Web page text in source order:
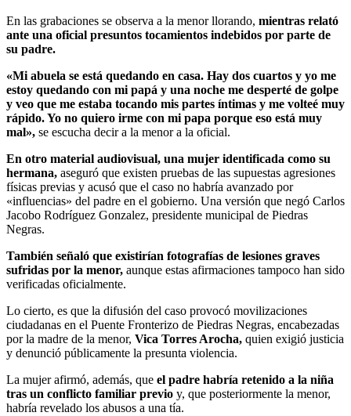
En las grabaciones se observa a la menor llorando, mientras relató
ante una oficial presuntos tocamientos indebidos por parte de
su padre.
«Mi abuela se está quedando en casa. Hay dos cuartos y yo me
estoy quedando con mi papá y una noche me desperté de golpe
y veo que me estaba tocando mis partes íntimas y me volteé muy
rápido. Yo no quiero irme con mi papa porque eso está muy
mal», se escucha decir a la menor a la oficial.
En otro material audiovisual, una mujer identificada como su
hermana, aseguró que existen pruebas de las supuestas agresiones
físicas previas y acusó que el caso no habría avanzado por
«influencias» del padre en el gobierno. Una versión que negó Carlos
Jacobo Rodríguez Gonzalez, presidente municipal de Piedras
Negras.
También señaló que existirían fotografías de lesiones graves
sufridas por la menor, aunque estas afirmaciones tampoco han sido
verificadas oficialmente.
Lo cierto, es que la difusión del caso provocó movilizaciones
ciudadanas en el Puente Fronterizo de Piedras Negras, encabezadas
por la madre de la menor, Vica Torres Arocha, quien exigió justicia
y denunció públicamente la presunta violencia.
La mujer afirmó, además, que el padre habría retenido a la niña
tras un conflicto familiar previo y, que posteriormente la menor,
habría revelado los abusos a una tía.